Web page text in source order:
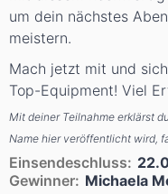
um dein nächstes
meistern.
Mach jetzt mit und
Top-Equipment! Viel
Mit deiner Teilnahme erklärst
Name hier veröffentlicht wird,
Einsendeschluss:
Gewinner: Michaela